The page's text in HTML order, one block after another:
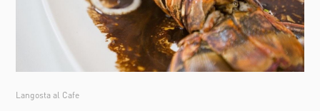
Langosta al Cafe